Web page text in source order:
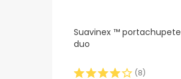
Suavinex ™ portachupete
duo
(8)